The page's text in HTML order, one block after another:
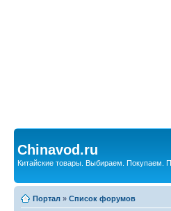
Chinavod.ru
Китайские товары. Выбираем. Покупаем.
Портал » Список форумов